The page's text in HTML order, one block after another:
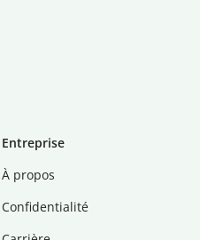
Entreprise
À propos
Confidentialité